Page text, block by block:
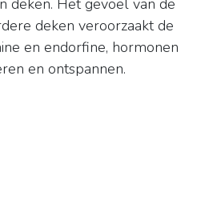
deken. Het gevoel van de
deken veroorzaakt de
en endorfine, hormonen
en ontspannen.